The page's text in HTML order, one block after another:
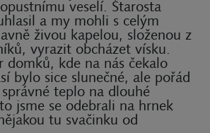
veselí. Starosta
a my mohli s celým
živou kapelou, složenou z
vyrazit obcházet vísku.
domků, kde na nás čekalo
bylo sice slunečné, ale pořád
teplo na dlouhé
jsme se odebrali na hrnek
tu svačinku od